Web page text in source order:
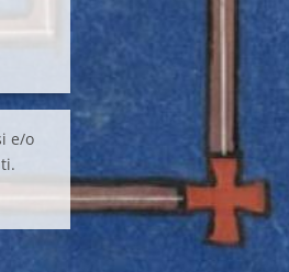
e/o